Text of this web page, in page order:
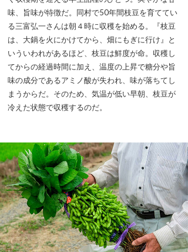
味、旨味が特徴だ。同村で50年間枝豆を育ててい
る三富弘一さんは朝４時に収穫を始める。『枝豆
は、大鍋を火にかけてから、畑にもぎに行け』と
いういわれがあるほど、枝豆は鮮度が命。収穫し
てからの経過時間に加え、温度の上昇で糖分や旨
味の成分であるアミノ酸が失われ、味が落ちてし
まうからだ。そのため、気温が低い早朝、枝豆が
冷えた状態で収穫するのだ。